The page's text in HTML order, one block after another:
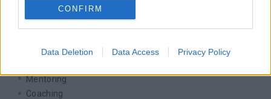
CONFIRM
Data Deletion Data Access Privacy Policy
Formação
Digital Learning
Mentoring
Coaching